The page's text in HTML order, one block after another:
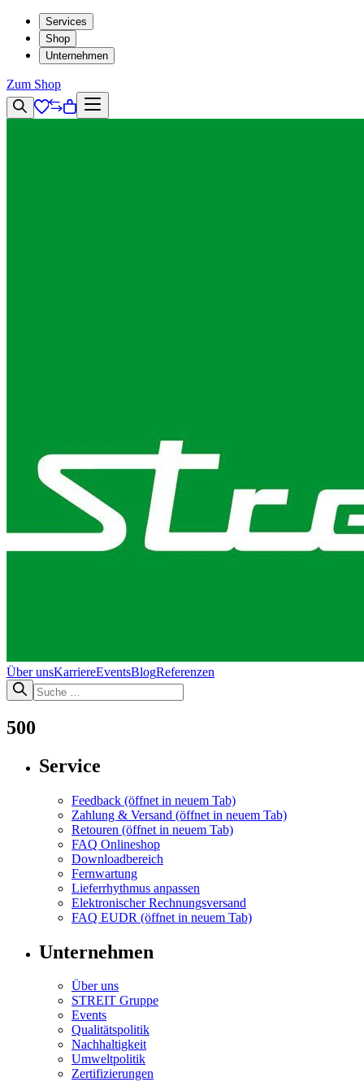
Services
Shop
Unternehmen
Zum Shop
Über unsKarriereEventsBlogReferenzen
500
Service
Feedback (öffnet in neuem Tab)
Zahlung & Versand (öffnet in neuem Tab)
Retouren (öffnet in neuem Tab)
FAQ Onlineshop
Downloadbereich
Fernwartung
Lieferrhythmus anpassen
Elektronischer Rechnungsversand
FAQ EUDR (öffnet in neuem Tab)
Unternehmen
Über uns
STREIT Gruppe
Events
Qualitätspolitik
Nachhaltigkeit
Umweltpolitik
Zertifizierungen